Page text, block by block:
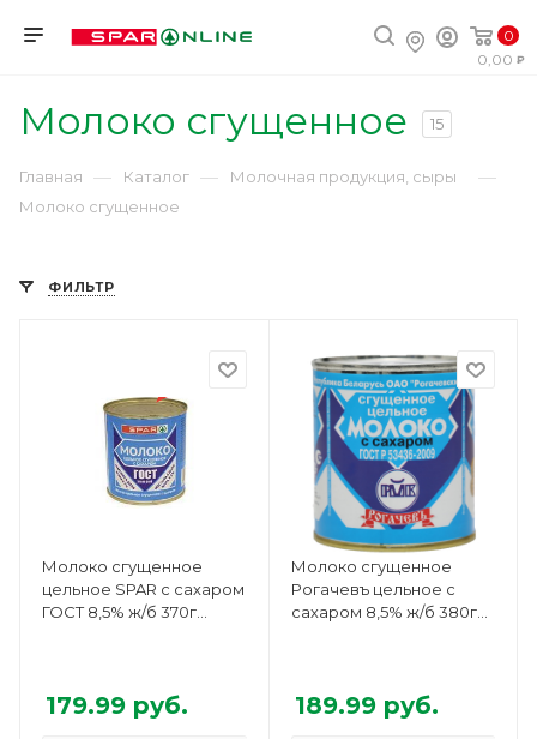
0
0,00
Молоко сгущенное 15
Главная — Каталог — Молочная продукция, сыры —
Молоко сгущенное
ФИЛЬТР
Молоко сгущенное
цельное SPAR с сахаром
ГОСТ 8,5% ж/б 370г
179.99 руб.
Молоко сгущенное
Рогачевъ цельное с
сахаром 8,5% ж/б 380г
189.99руб.